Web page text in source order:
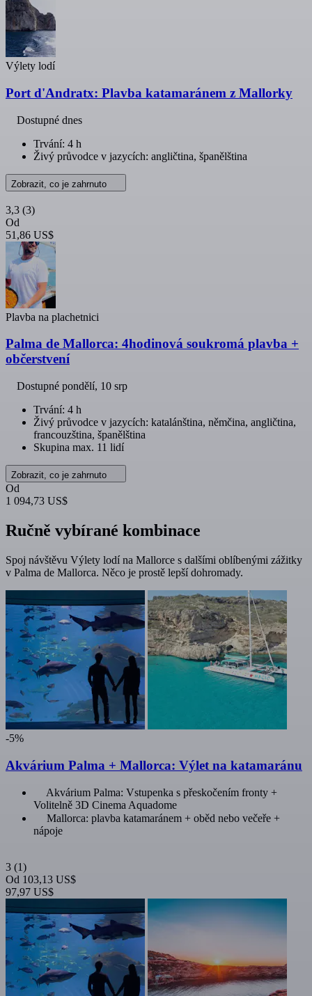
Výlety lodí
Port d'Andratx: Plavba katamaránem z Mallorky
Dostupné dnes
Trvání: 4 h
Živý průvodce v jazycích: angličtina, španělština
Zobrazit, co je zahrnuto
3,3 (3)
Od
51,86 US$
Plavba na plachetnici
Palma de Mallorca: 4hodinová soukromá plavba +
občerstvení
Dostupné pondělí, 10 srp
Trvání: 4 h
Živý průvodce v jazycích: katalánština, němčina, angličtina,
francouzština, španělština
Skupina max. 11 lidí
Zobrazit, co je zahrnuto
Od
1 094,73 US$
Ručně vybírané kombinace
Spoj návštěvu Výlety lodí na Mallorce s dalšími oblíbenými zážitky
v Palma de Mallorca. Něco je prostě lepší dohromady.
-5%
Akvárium Palma + Mallorca: Výlet na katamaránu
Akvárium Palma: Vstupenka s přeskočením fronty +
Volitelně 3D Cinema Aquadome
Mallorca: plavba katamaránem + oběd nebo večeře +
nápoje
3 (1)
Od 103,13 US$
97,97 US$